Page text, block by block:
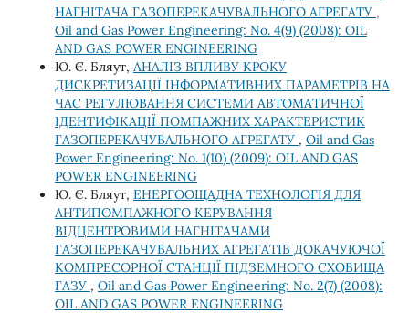
НАГНІТАЧА ГАЗОПЕРЕКАЧУВАЛЬНОГО АГРЕГАТУ ,
Oil and Gas Power Engineering: No. 4(9) (2008): OIL
AND GAS POWER ENGINEERING
Ю. Є. Бляут, АНАЛІЗ ВПЛИВУ КРОКУ
ДИСКРЕТИЗАЦІЇ ІНФОРМАТИВНИХ ПАРАМЕТРІВ НА
ЧАС РЕГУЛЮВАННЯ СИСТЕМИ АВТОМАТИЧНОЇ
ІДЕНТИФІКАЦІЇ ПОМПАЖНИХ ХАРАКТЕРИСТИК
ГАЗОПЕРЕКАЧУВАЛЬНОГО АГРЕГАТУ , Oil and Gas
Power Engineering: No. 1(10) (2009): OIL AND GAS
POWER ENGINEERING
Ю. Є. Бляут, ЕНЕРГООЩАДНА ТЕХНОЛОГІЯ ДЛЯ
АНТИПОМПАЖНОГО КЕРУВАННЯ
ВІДЦЕНТРОВИМИ НАГНІТАЧАМИ
ГАЗОПЕРЕКАЧУВАЛЬНИХ АГРЕГАТІВ ДОКАЧУЮЧОЇ
КОМПРЕСОРНОЇ СТАНЦІЇ ПІДЗЕМНОГО СХОВИЩА
ГАЗУ , Oil and Gas Power Engineering: No. 2(7) (2008):
OIL AND GAS POWER ENGINEERING